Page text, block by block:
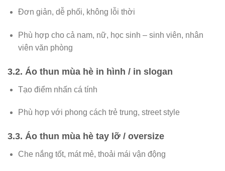
Đơn giản, dễ phối, không lỗi thời
Phù hợp cho cả nam, nữ, học sinh – sinh viên, nhân
viên văn phòng
3.2. Áo thun mùa hè in hình / in slogan
Tạo điểm nhấn cá tính
Phù hợp với phong cách trẻ trung, street style
3.3. Áo thun mùa hè tay lỡ / oversize
Che nắng tốt, mát mẻ, thoải mái vận động